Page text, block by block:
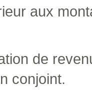
aux
de
conjoint.